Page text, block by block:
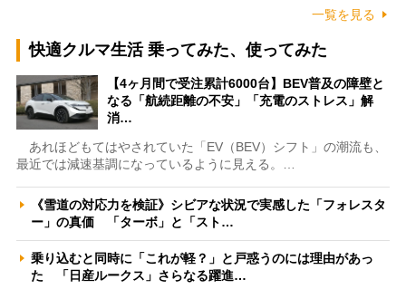
一覧を見る
快適クルマ生活 乗ってみた、使ってみた
【4ヶ月間で受注累計6000台】BEV普及の障壁と
なる「航続距離の不安」「充電のストレス」解
消…
あれほどもてはやされていた「EV（BEV）シフト」の潮流も、
最近では減速基調になっているように見える。…
《雪道の対応力を検証》シビアな状況で実感した「フォレスタ
ー」の真価 「ターボ」と「スト…
乗り込むと同時に「これが軽？」と戸惑うのには理由があっ
た 「日産ルークス」さらなる躍進…